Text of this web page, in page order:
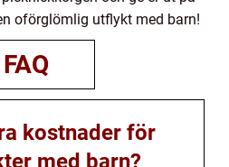
oförglömlig utflykt med barn!
FAQ
kostnader för
med barn?